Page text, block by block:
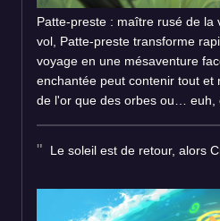
Patte-preste : maître rusé de la
vol, Patte-preste transforme
voyage en une mésaventure
enchantée peut contenir tout et
de l'or que des orbes ou… euh,
Le soleil est de retour, alors